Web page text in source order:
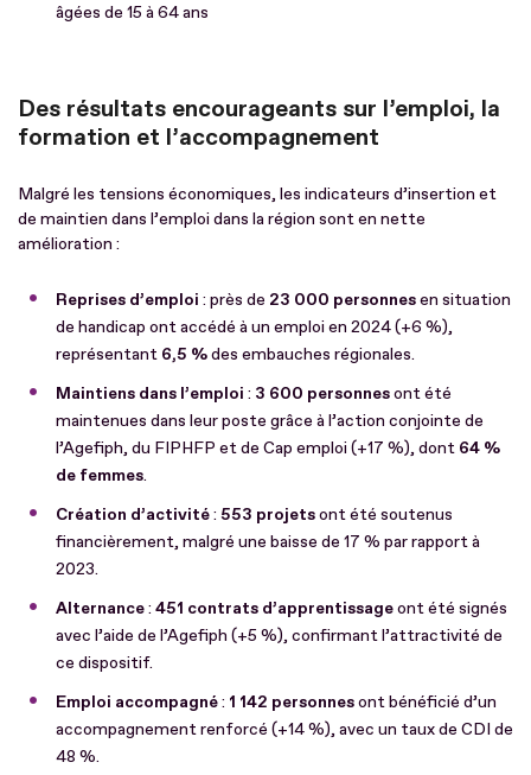
âgées de 15 à 64 ans
Des résultats encourageants sur l’emploi, la
formation et l’accompagnement
Malgré les tensions économiques, les indicateurs d’insertion et
de maintien dans l’emploi dans la région sont en nette
amélioration :
Reprises d’emploi : près de 23 000 personnesen situation
de handicap ont accédé à un emploi en 2024 (+6 %),
représentant 6,5 %des embauches régionales.
Maintiens dans l’emploi : 3 600 personnesont été
maintenues dans leur poste grâce à l’action conjointe de
l’Agefiph, du FIPHFP et de Cap emploi (+17 %), dont 64 %
de femmes.
Création d’activité: 553 projetsont été soutenus
financièrement, malgré une baisse de 17 % par rapport à
2023.
Alternance: 451 contrats d’apprentissageont été signés
avec l’aide de l’Agefiph (+5 %), confirmant l’attractivité de
ce dispositif.
Emploi accompagné: 1 142 personnesont bénéficié d’un
accompagnement renforcé (+14 %), avec un taux de CDI de
48 %.